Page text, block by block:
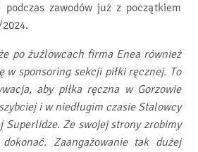
zawodów już z początkiem
po żużlowcach firma Enea również
w sponsoring sekcji piłki ręcznej. To
aby piłka ręczna w Gorzowie
i w niedługim czasie Stalowcy
Ze swojej strony zrobimy
Zaangażowanie tak dużej